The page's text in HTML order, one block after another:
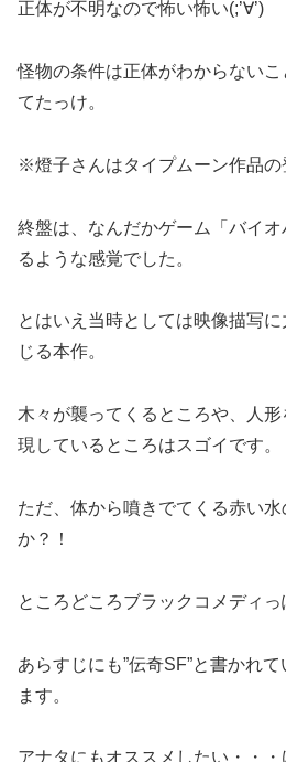
正体が不明なので怖い怖い(;’∀’)
怪物の条件は正体がわからない
てたっけ。
※燈子さんはタイプムーン作品の
終盤は、なんだかゲーム「バイ
るような感覚でした。
とはいえ当時としては映像描写
じる本作。
木々が襲ってくるところや、人
現しているところはスゴイです。
ただ、体から噴きでてくる赤い
か？！
ところどころブラックコメディっ
あらすじにも”伝奇SF”と書かれ
ます。
アナタにもオススメしたい・・